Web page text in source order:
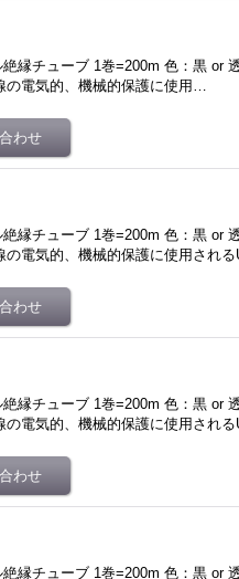
縁チューブ 1巻=200m 色：黒 or
電気的、機械的保護に使用…
縁チューブ 1巻=200m 色：黒 or
気的、機械的保護に使用され
縁チューブ 1巻=200m 色：黒 or
気的、機械的保護に使用され
縁チューブ 1巻=200m 色：黒 or